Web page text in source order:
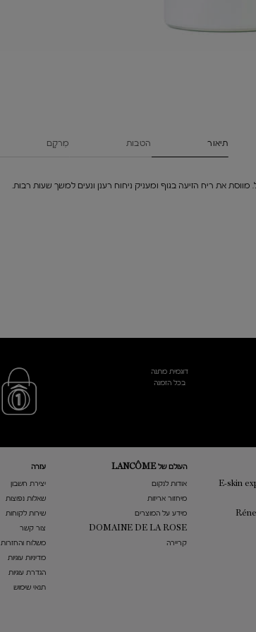
תיאור הטבות מִרקָם
מווסת את ריח הזיעה בגוף ומעניק ניחוח רענן ונעים למשך שעות רבות.
דוגמית מתנה
בכל הזמנה
העולם של LANCÔME
אודות לנקום
מיחזור אריזות
מידע על המוצרים
DOMAINE DE LA ROSE
קריירה
עזרה
​יצירת חשבון
שאלות נפוצות
שירות לקוחות
צור קשר
משלוח והחזרות
מדיניות עוגיות
הגדרת עוגיות
תנאי שימוש